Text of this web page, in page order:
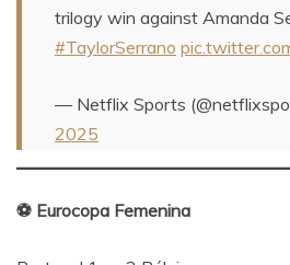
trilogy win against Amanda
#TaylorSerrano
— Netflix Sports
2025
⚽ Eurocopa Femenina